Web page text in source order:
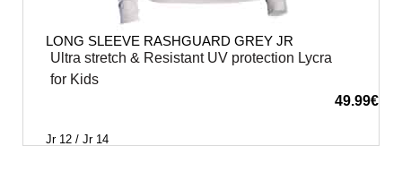
LONG SLEEVE RASHGUARD GREY JR
Ultra stretch & Resistant UV protection Lycra
for Kids
49.99€
Jr 12 / Jr 14